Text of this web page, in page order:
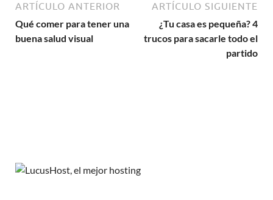
ARTÍCULO ANTERIOR
Qué comer para tener una
buena salud visual
ARTÍCULO SIGUIENTE
¿Tu casa es pequeña? 4
trucos para sacarle todo el
partido